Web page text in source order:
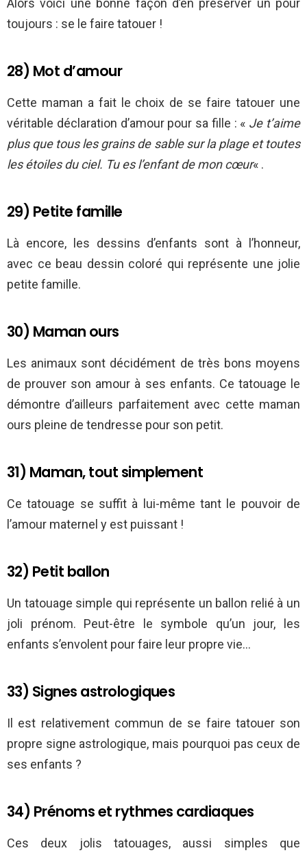
Alors voici une bonne façon d’en préserver un pour
toujours : se le faire tatouer !
28) Mot d’amour
Cette maman a fait le choix de se faire tatouer une
véritable déclaration d’amour pour sa fille : « Je t’aime
plus que tous les grains de sable sur la plage et toutes
les étoiles du ciel. Tu es l’enfant de mon cœur« .
29) Petite famille
Là encore, les dessins d’enfants sont à l’honneur,
avec ce beau dessin coloré qui représente une jolie
petite famille.
30) Maman ours
Les animaux sont décidément de très bons moyens
de prouver son amour à ses enfants. Ce tatouage le
démontre d’ailleurs parfaitement avec cette maman
ours pleine de tendresse pour son petit.
31) Maman, tout simplement
Ce tatouage se suffit à lui-même tant le pouvoir de
l’amour maternel y est puissant !
32) Petit ballon
Un tatouage simple qui représente un ballon relié à un
joli prénom. Peut-être le symbole qu’un jour, les
enfants s’envolent pour faire leur propre vie…
33) Signes astrologiques
Il est relativement commun de se faire tatouer son
propre signe astrologique, mais pourquoi pas ceux de
ses enfants ?
34) Prénoms et rythmes cardiaques
Ces deux jolis tatouages, aussi simples que